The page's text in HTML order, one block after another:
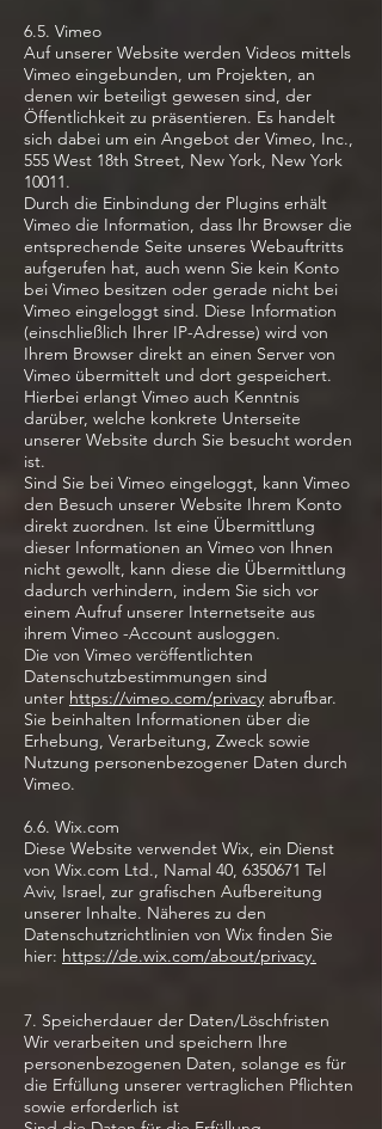
6.5. Vimeo
Auf unserer Website werden Videos mittels
Vimeo eingebunden, um Projekten, an
denen wir beteiligt gewesen sind, der
Öffentlichkeit zu präsentieren. Es handelt
sich dabei um ein Angebot der Vimeo, Inc.,
555 West 18th Street, New York, New York
10011.
Durch die Einbindung der Plugins erhält
Vimeo die Information, dass Ihr Browser die
entsprechende Seite unseres Webauftritts
aufgerufen hat, auch wenn Sie kein Konto
bei Vimeo besitzen oder gerade nicht bei
Vimeo eingeloggt sind. Diese Information
(einschließlich Ihrer IP-Adresse) wird von
Ihrem Browser direkt an einen Server von
Vimeo übermittelt und dort gespeichert.
Hierbei erlangt Vimeo auch Kenntnis
darüber, welche konkrete Unterseite
unserer Website durch Sie besucht worden
ist.
Sind Sie bei Vimeo eingeloggt, kann Vimeo
den Besuch unserer Website Ihrem Konto
direkt zuordnen. Ist eine Übermittlung
dieser Informationen an Vimeo von Ihnen
nicht gewollt, kann diese die Übermittlung
dadurch verhindern, indem Sie sich vor
einem Aufruf unserer Internetseite aus
ihrem Vimeo -Account ausloggen.
Die von Vimeo veröffentlichten
Datenschutzbestimmungen sind
unter https://vimeo.com/privacy abrufbar.
Sie beinhalten Informationen über die
Erhebung, Verarbeitung, Zweck sowie
Nutzung personenbezogener Daten durch
Vimeo.
6.6. Wix.com
Diese Website verwendet Wix, ein Dienst
von Wix.com Ltd., Namal 40, 6350671 Tel
Aviv, Israel, zur grafischen Aufbereitung
unserer Inhalte. Näheres zu den
Datenschutzrichtlinien von Wix finden Sie
hier: https://de.wix.com/about/privacy.
7. Speicherdauer der Daten/Löschfristen
Wir verarbeiten und speichern Ihre
personenbezogenen Daten, solange es für
die Erfüllung unserer vertraglichen Pflichten
sowie erforderlich ist